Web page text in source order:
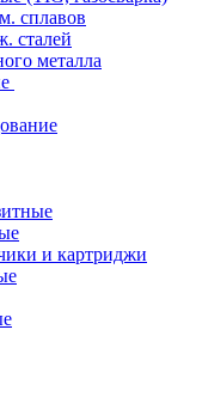
сплавов
сталей
металла
и картриджи